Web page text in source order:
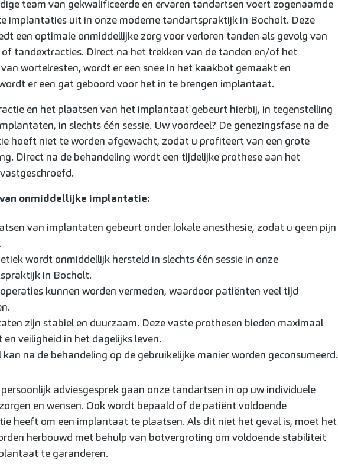
team van gekwalificeerde en ervaren tandartsen voert zogenaamde
implantaties uit in onze moderne tandartspraktijk in Bocholt. Deze
een optimale onmiddellijke zorg voor verloren tanden als gevolg van
tandextracties. Direct na het trekken van de tanden en/of het
wortelresten, wordt er een snee in het kaakbot gemaakt en
er een gat geboord voor het in te brengen implantaat.
en het plaatsen van het implantaat gebeurt hierbij, in tegenstelling
in slechts één sessie. Uw voordeel? De genezingsfase na de
hoeft niet te worden afgewacht, zodat u profiteert van een grote
Direct na de behandeling wordt een tijdelijke prothese aan het
onmiddellijke implantatie:
van implantaten gebeurt onder lokale anesthesie, zodat u geen pijn
wordt onmiddellijk hersteld in slechts één sessie in onze
in Bocholt.
kunnen worden vermeden, waardoor patiënten veel tijd
zijn stabiel en duurzaam. Deze vaste prothesen bieden maximaal
veiligheid in het dagelijks leven.
kan na de behandeling op de gebruikelijke manier worden geconsumeerd.
adviesgesprek gaan onze tandartsen in op uw individuele
en wensen. Ook wordt bepaald of de patiënt voldoende
heeft om een implantaat te plaatsen. Als dit niet het geval is, moet het
herbouwd met behulp van botvergroting om voldoende stabiliteit
te garanderen.